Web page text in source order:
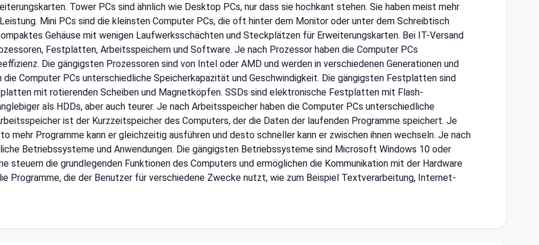
Tower PCs sind ähnlich wie Desktop PCs, nur dass sie hochkant stehen. Sie haben meist mehr
Mini PCs sind die kleinsten Computer PCs, die oft hinter dem Monitor oder unter dem Schreibtisch
Gehäuse mit wenigen Laufwerksschächten und Steckplätzen für Erweiterungskarten. Bei IT-Versand
Festplatten, Arbeitsspeichern und Software. Je nach Prozessor haben die Computer PCs
Die gängigsten Prozessoren sind von Intel oder AMD und werden in verschiedenen Generationen und
Computer PCs unterschiedliche Speicherkapazität und Geschwindigkeit. Die gängigsten Festplatten sind
mit rotierenden Scheiben und Magnetköpfen. SSDs sind elektronische Festplatten mit Flash-
als HDDs, aber auch teurer. Je nach Arbeitsspeicher haben die Computer PCs unterschiedliche
ist der Kurzzeitspeicher des Computers, der die Daten der laufenden Programme speichert. Je
mehr Programme kann er gleichzeitig ausführen und desto schneller kann er zwischen ihnen wechseln. Je nach
Betriebssysteme und Anwendungen. Die gängigsten Betriebssysteme sind Microsoft Windows 10 oder
steuern die grundlegenden Funktionen des Computers und ermöglichen die Kommunikation mit der Hardware
Programme, die der Benutzer für verschiedene Zwecke nutzt, wie zum Beispiel Textverarbeitung, Internet-